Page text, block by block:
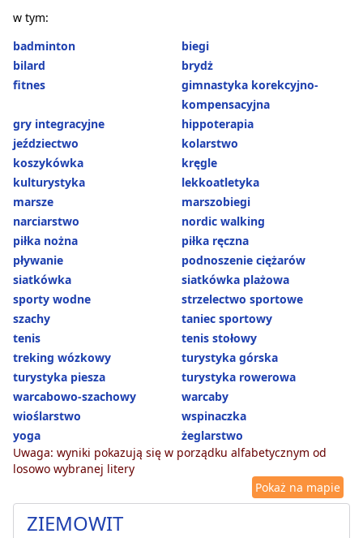
w tym:
badminton
biegi
bilard
brydż
fitnes
gimnastyka korekcyjno-
kompensacyjna
gry integracyjne
hippoterapia
jeździectwo
kolarstwo
koszykówka
kręgle
kulturystyka
lekkoatletyka
marsze
marszobiegi
narciarstwo
nordic walking
piłka nożna
piłka ręczna
pływanie
podnoszenie ciężarów
siatkówka
siatkówka plażowa
sporty wodne
strzelectwo sportowe
szachy
taniec sportowy
tenis
tenis stołowy
treking wózkowy
turystyka górska
turystyka piesza
turystyka rowerowa
warcabowo-szachowy
warcaby
wioślarstwo
wspinaczka
yoga
żeglarstwo
Uwaga: wyniki pokazują się w porządku alfabetycznym od
losowo wybranej litery
Pokaż na mapie
ZIEMOWIT